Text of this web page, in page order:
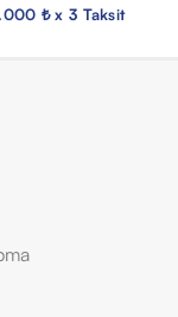
₺ x 3 Taksit